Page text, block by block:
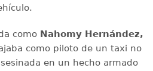
como Nahomy Hernández,
como piloto de un taxi no
en un hecho armado